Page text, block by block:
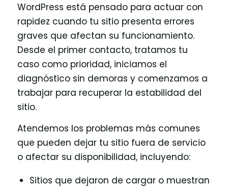
WordPress está pensado para actuar con
rapidez cuando tu sitio presenta errores
graves que afectan su funcionamiento.
Desde el primer contacto, tratamos tu
caso como prioridad, iniciamos el
diagnóstico sin demoras y comenzamos a
trabajar para recuperar la estabilidad del
sitio.
Atendemos los problemas más comunes
que pueden dejar tu sitio fuera de servicio
o afectar su disponibilidad, incluyendo:
Sitios que dejaron de cargar o muestran